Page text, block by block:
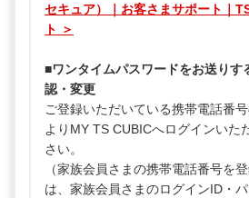
セキュア）｜お客さまサポート｜
ト ＞
■ワンタイムパスワードをお送りす
認・変更
ご登録いただいている携帯電話番
よりMY TS CUBICへログインいた
さい。
（家族会員さまの携帯電話番号を
は、家族会員さまのログインID・